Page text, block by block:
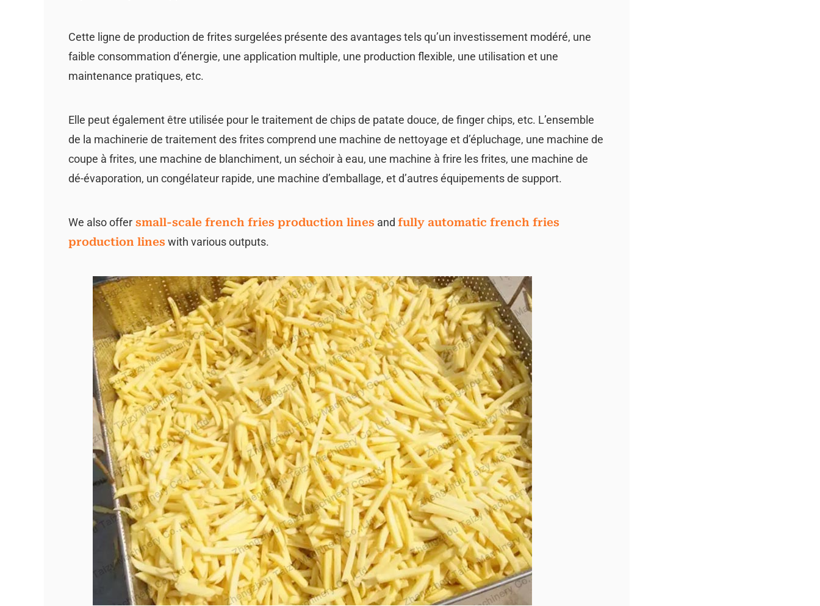
Cette ligne de production de frites surgelées présente des avantages tels qu’un investissement modéré, une
faible consommation d’énergie, une application multiple, une production flexible, une utilisation et une
maintenance pratiques, etc.
Elle peut également être utilisée pour le traitement de chips de patate douce, de finger chips, etc. L’ensemble
de la machinerie de traitement des frites comprend une machine de nettoyage et d’épluchage, une machine de
coupe à frites, une machine de blanchiment, un séchoir à eau, une machine à frire les frites, une machine de
dé-évaporation, un congélateur rapide, une machine d’emballage, et d’autres équipements de support.
We also offer small-scale french fries production lines and fully automatic french fries
production lines with various outputs.